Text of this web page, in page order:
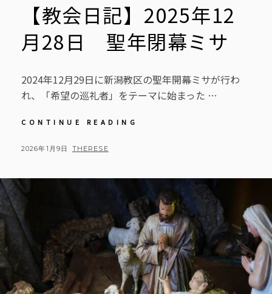
【教会日記】2025年12
月28日 聖年閉幕ミサ
2024年12月29日に新潟教区の聖年開幕ミサが行わ
れ、「希望の巡礼者」をテーマに始まった …
CONTINUE READING
月
28
日
聖
年
閉
幕
ミ
POSTED
2026年1月9日 BY
THERESE